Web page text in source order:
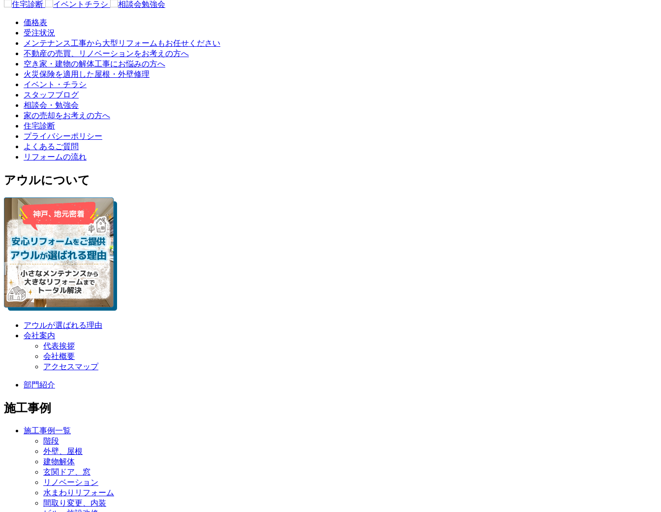
価格表
受注状況
メンテナンス工事から大型リフォームもお任せください
不動産の売買、リノベーションをお考えの方へ
空き家・建物の解体工事にお悩みの方へ
火災保険を適用した屋根・外壁修理
イベント・チラシ
スタッフブログ
相談会・勉強会
家の売却をお考えの方へ
住宅診断
プライバシーポリシー
よくあるご質問
リフォームの流れ
アウルについて
アウルが選ばれる理由
会社案内
代表挨拶
会社概要
アクセスマップ
部門紹介
施工事例
施工事例一覧
階段
外壁、屋根
建物解体
玄関ドア、窓
リノベーション
水まわりリフォーム
間取り変更、内装